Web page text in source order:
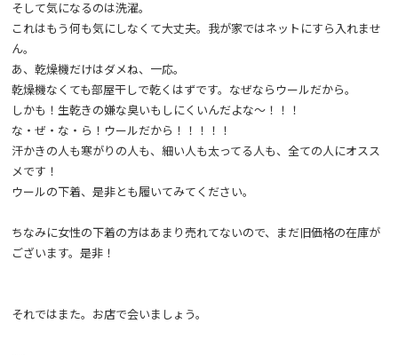
そして気になるのは洗濯。
これはもう何も気にしなくて大丈夫。我が家ではネットにすら入れませ
ん。
あ、乾燥機だけはダメね、一応。
乾燥機なくても部屋干しで乾くはずです。なぜならウールだから。
しかも！生乾きの嫌な臭いもしにくいんだよな～！！！
な・ぜ・な・ら！ウールだから！！！！！
汗かきの人も寒がりの人も、細い人も太ってる人も、全ての人にオスス
メです！
ウールの下着、是非とも履いてみてください。
ちなみに女性の下着の方はあまり売れてないので、まだ旧価格の在庫が
ございます。是非！
それではまた。お店で会いましょう。